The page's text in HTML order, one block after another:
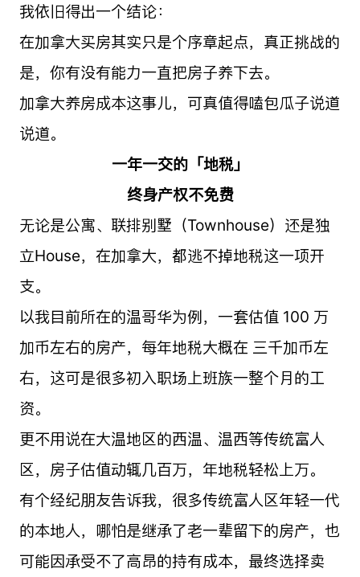
我依旧得出一个结论：
在加拿大买房其实只是个序章起点，真正挑战的
是，你有没有能力一直把房子养下去。
加拿大养房成本这事儿，可真值得嗑包瓜子说道
说道。
一年一交的「地税」
终身产权不免费
无论是公寓、联排别墅（Townhouse）还是独
立House，在加拿大，都逃不掉地税这一项开
支。
以我目前所在的温哥华为例，一套估值 100 万
加币左右的房产，每年地税大概在 三千加币左
右，这可是很多初入职场上班族一整个月的工
资。
更不用说在大温地区的西温、温西等传统富人
区，房子估值动辄几百万，年地税轻松上万。
有个经纪朋友告诉我，很多传统富人区年轻一代
的本地人，哪怕是继承了老一辈留下的房产，也
可能因承受不了高昂的持有成本，最终选择卖